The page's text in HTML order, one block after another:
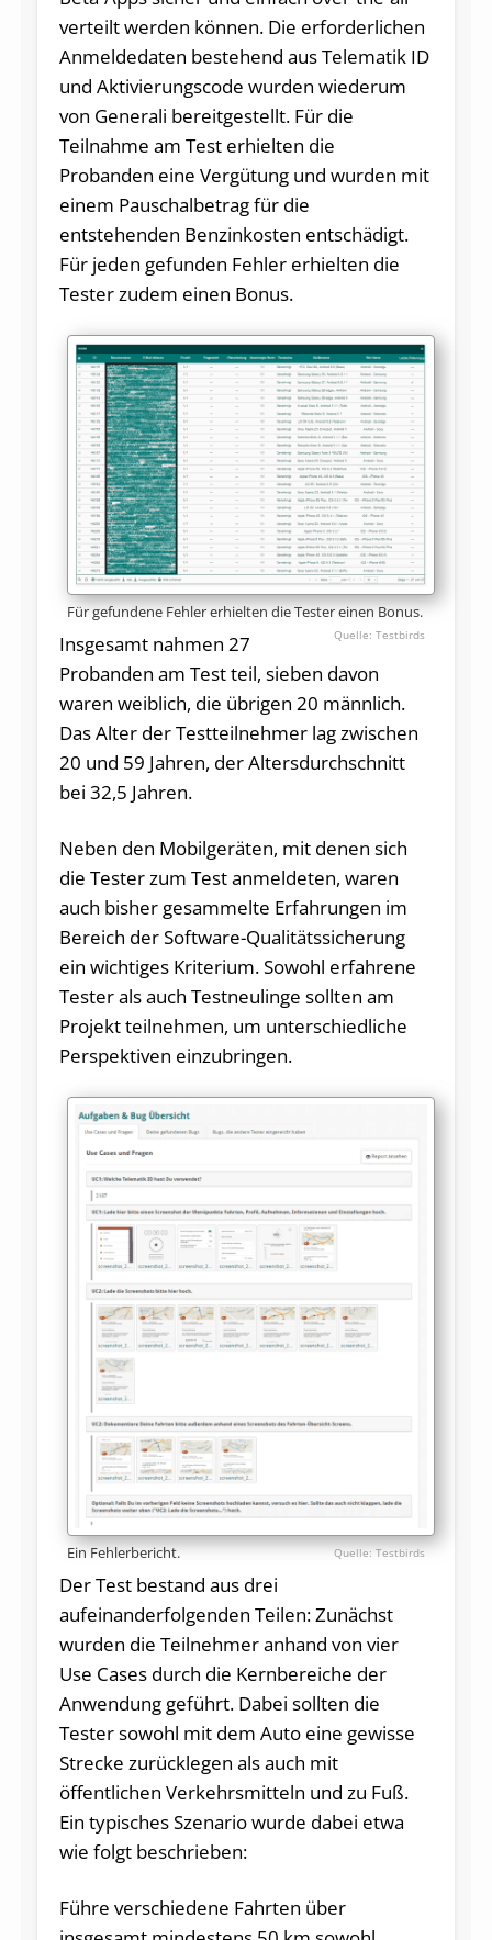
verteilt werden können. Die erforderlichen
Anmeldedaten bestehend aus Telematik ID
und Aktivierungscode wurden wiederum
von Generali bereitgestellt. Für die
Teilnahme am Test erhielten die
Probanden eine Vergütung und wurden mit
einem Pauschalbetrag für die
entstehenden Benzinkosten entschädigt.
Für jeden gefunden Fehler erhielten die
Tester zudem einen Bonus.
Für gefundene Fehler erhielten die Tester einen Bonus.
Testbirds
Insgesamt nahmen 27
Probanden am Test teil, sieben davon
waren weiblich, die übrigen 20 männlich.
Das Alter der Testteilnehmer lag zwischen
20 und 59 Jahren, der Altersdurchschnitt
bei 32,5 Jahren.
Neben den Mobilgeräten, mit denen sich
die Tester zum Test anmeldeten, waren
auch bisher gesammelte Erfahrungen im
Bereich der Software-Qualitätssicherung
ein wichtiges Kriterium. Sowohl erfahrene
Tester als auch Testneulinge sollten am
Projekt teilnehmen, um unterschiedliche
Perspektiven einzubringen.
Ein Fehlerbericht. Testbirds
Der Test bestand aus drei
aufeinanderfolgenden Teilen: Zunächst
wurden die Teilnehmer anhand von vier
Use Cases durch die Kernbereiche der
Anwendung geführt. Dabei sollten die
Tester sowohl mit dem Auto eine gewisse
Strecke zurücklegen als auch mit
öffentlichen Verkehrsmitteln und zu Fuß.
Ein typisches Szenario wurde dabei etwa
wie folgt beschrieben:
Führe verschiedene Fahrten über